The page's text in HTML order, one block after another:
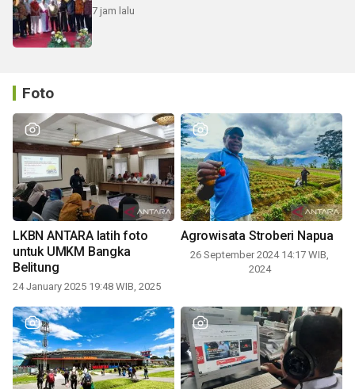
7 jam lalu
Foto
LKBN ANTARA latih foto
untuk UMKM Bangka
Belitung
24 January 2025 19:48 WIB, 2025
Agrowisata Stroberi Napua
26 September 2024 14:17 WIB,
2024